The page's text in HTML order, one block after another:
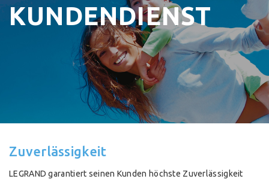
KUNDENDIENST
Zuverlässigkeit
LEGRAND garantiert seinen Kunden höchste Zuverlässigkeit